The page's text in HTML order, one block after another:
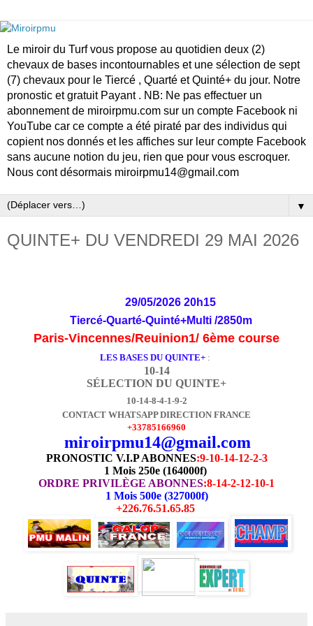
Le miroir du Turf vous propose au quotidien deux (2)
chevaux de bases incontournables et une sélection de sept
(7) chevaux pour le Tiercé , Quarté et Quinté+ du jour. Notre
pronostic et gratuit Payant . NB: Ne pas effectuer un
abonnement de miroirpmu.com sur un compte Facebook ni
YouTube car ce compte a été piraté par des individus qui
copient nos donnés et les affiches sur leur compte Facebook
sans aucune notion du jeu, rien que pour vous escroquer.
Nous cont désormais miroirpmu14@gmail.com
▼
QUINTE+ DU VENDREDI 29 MAI 2026
29/05/2026 20h15
Tiercé-Quarté-Quinté+Multi /2850m
Paris-Vincennes/Reuinion1/ 6ème course
LES BASES DU QUINTE+ :
10-14
SÉLECTION DU QUINTE+
10-14-8-4-1-9-2
CONTACT WHATSAPP DIRECTION FRANCE
+33785166960
miroirpmu14@gmail.com
PRONOSTIC V.I.P ABONNES:9-10-14-12-2-3
1 Mois 250e (164000f)
ORDRE PRIVILÈGE ABONNES:8-14-2-12-10-1
1 Mois 500e (327000f)
+226.76.51.65.85